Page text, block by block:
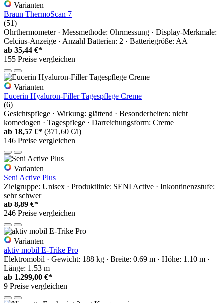
Varianten
Braun ThermoScan 7
(51)
Ohrthermometer · Messmethode: Ohrmessung · Display-Merkmale:
Celcius-Anzeige · Anzahl Batterien: 2 · Batteriegröße: AA
ab 35,44 €*
155 Preise vergleichen
Varianten
Eucerin Hyaluron-Filler Tagespflege Creme
(6)
Gesichtspflege · Wirkung: glättend · Besonderheiten: nicht
komedogen · Tagespflege · Darreichungsform: Creme
ab 18,57 €* (371,60 €/l)
146 Preise vergleichen
Varianten
Seni Active Plus
Zielgruppe: Unisex · Produktlinie: SENI Active · Inkontinenzstufe:
sehr schwer
ab 8,89 €*
246 Preise vergleichen
Varianten
aktiv mobil E-Trike Pro
Elektromobil · Gewicht: 188 kg · Breite: 0.69 m · Höhe: 1.10 m ·
Länge: 1.53 m
ab 1.299,00 €*
9 Preise vergleichen